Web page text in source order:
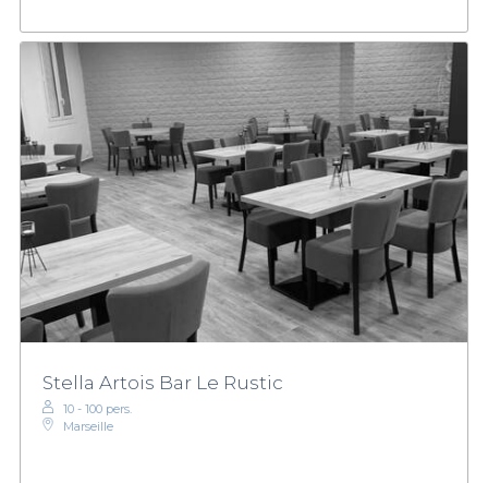
Stella Artois Bar Le Rustic
10 - 100 pers.
Marseille